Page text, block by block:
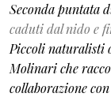
Seconda puntata
caduti dal nido e
Piccoli naturalisti
Molinari che
collaborazione